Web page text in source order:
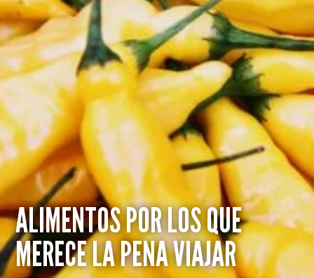
ALIMENTOS POR LOS QUE
MERECE LA PENA VIAJAR